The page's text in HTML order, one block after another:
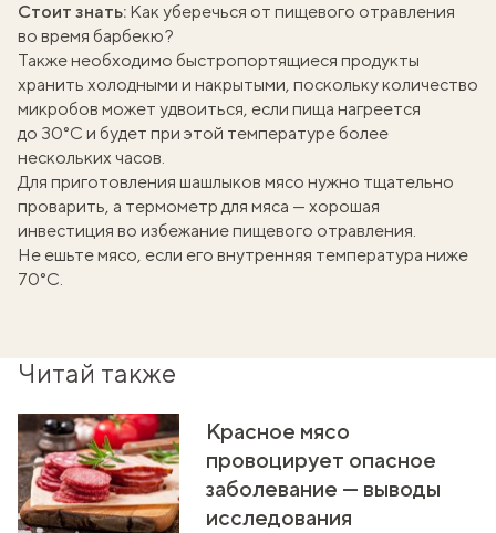
Стоит знать: Как уберечься от пищевого отравления
во время барбекю?
Также необходимо быстропортящиеся продукты
хранить холодными и накрытыми, поскольку количество
микробов может удвоиться, если пища нагреется
до 30°C и будет при этой температуре более
нескольких часов.
Для приготовления шашлыков мясо нужно тщательно
проварить, а термометр для мяса — хорошая
инвестиция во избежание пищевого отравления.
Не ешьте мясо, если его внутренняя температура ниже
70°C.
Читай также
Красное мясо
провоцирует опасное
заболевание — выводы
исследования